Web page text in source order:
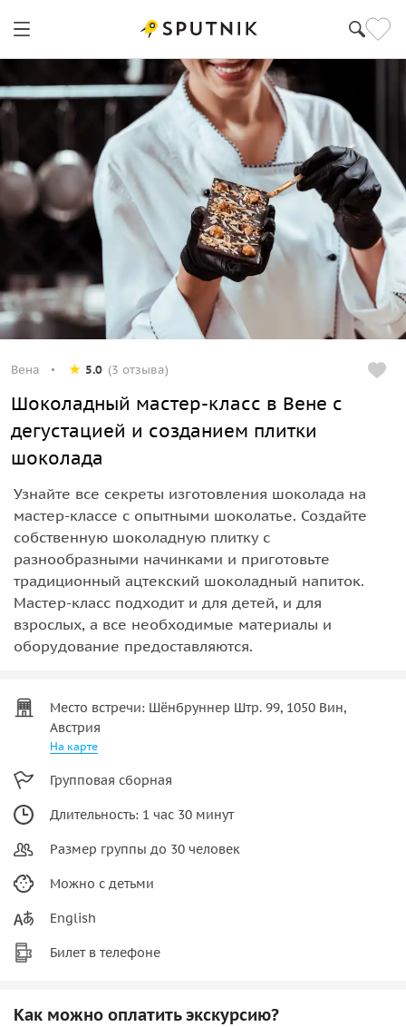
Вена 5.0 (3 отзыва)
Шоколадный мастер-класс в Вене с
дегустацией и созданием плитки
шоколада
Узнайте все секреты изготовления шоколада на
мастер-классе с опытными шоколатье. Создайте
собственную шоколадную плитку с
разнообразными начинками и приготовьте
традиционный ацтекский шоколадный напиток.
Мастер-класс подходит и для детей, и для
взрослых, а все необходимые материалы и
оборудование предоставляются.
Место встречи: Шёнбруннер Штр. 99, 1050 Вин,
Австрия
На карте
Групповая сборная
Длительность: 1 час 30 минут
Размер группы до 30 человек
Можно с детьми
English
Билет в телефоне
Как можно оплатить экскурсию?